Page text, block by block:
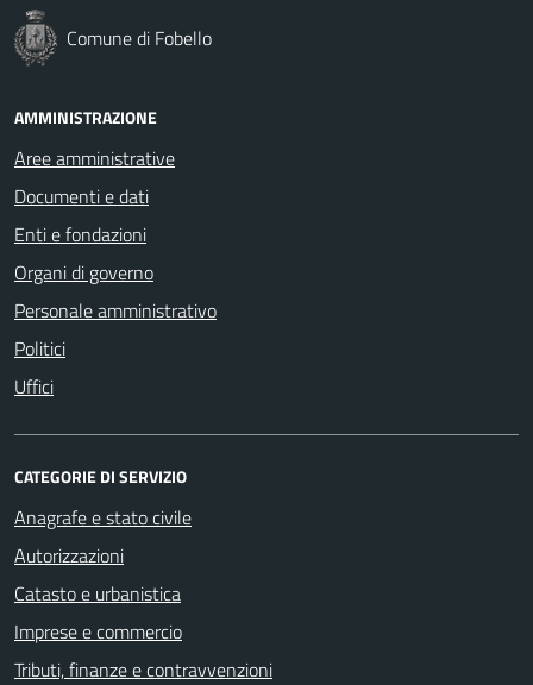
Comune di Fobello
AMMINISTRAZIONE
Aree amministrative
Documenti e dati
Enti e fondazioni
Organi di governo
Personale amministrativo
Politici
Uffici
CATEGORIE DI SERVIZIO
Anagrafe e stato civile
Autorizzazioni
Catasto e urbanistica
Imprese e commercio
Tributi, finanze e contravvenzioni